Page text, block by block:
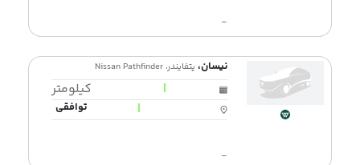
-
نیسان، پتفایندر، Nissan Pathfinder
|
کیلومتر
|
توافقی
-